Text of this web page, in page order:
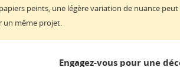
peints, une légère variation de nuance
un même projet.
Engagez-vous pour une
CRÉER UNE LISTE
NOM DE LA LISTE D'ENVIES
Vous devez être connecté pour